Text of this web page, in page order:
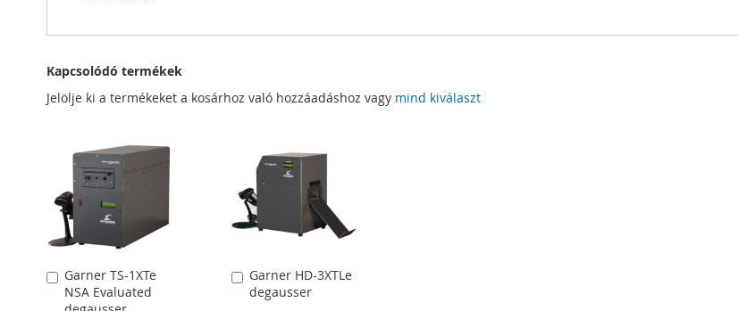
Kapcsolódó termékek
Jelölje ki a termékeket a kosárhoz való hozzáadáshoz vagy mind kiválaszt
Garner TS-1XTe
NSA Evaluated
Kosárba
Garner HD-3XTLe
degausser
Kosárba